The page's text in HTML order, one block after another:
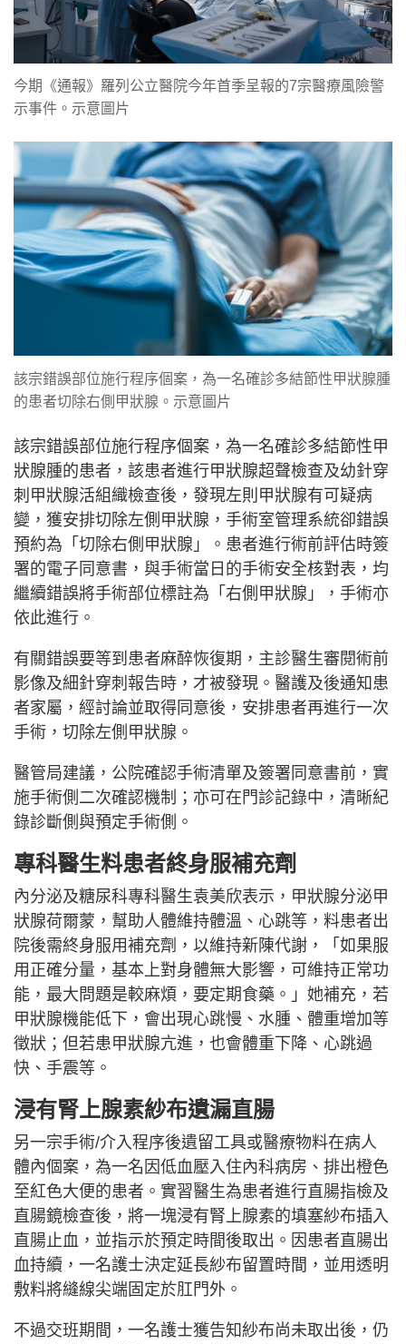
今期《通報》羅列公立醫院今年首季呈報的7宗醫療風險警
示事件。示意圖片
該宗錯誤部位施行程序個案，為一名確診多結節性甲狀腺腫
的患者切除右側甲狀腺。示意圖片
該宗錯誤部位施行程序個案，為一名確診多結節性甲
狀腺腫的患者，該患者進行甲狀腺超聲檢查及幼針穿
刺甲狀腺活組織檢查後，發現左則甲狀腺有可疑病
變，獲安排切除左側甲狀腺，手術室管理系統卻錯誤
預約為「切除右側甲狀腺」。患者進行術前評估時簽
署的電子同意書，與手術當日的手術安全核對表，均
繼續錯誤將手術部位標註為「右側甲狀腺」，手術亦
依此進行。
有關錯誤要等到患者麻醉恢復期，主診醫生審閱術前
影像及細針穿刺報告時，才被發現。醫護及後通知患
者家屬，經討論並取得同意後，安排患者再進行一次
手術，切除左側甲狀腺。
醫管局建議，公院確認手術清單及簽署同意書前，實
施手術側二次確認機制；亦可在門診記錄中，清晰紀
錄診斷側與預定手術側。
專科醫生料患者終身服補充劑
內分泌及糖尿科專科醫生袁美欣表示，甲狀腺分泌甲
狀腺荷爾蒙，幫助人體維持體溫、心跳等，料患者出
院後需終身服用補充劑，以維持新陳代謝，「如果服
用正確分量，基本上對身體無大影響，可維持正常功
能，最大問題是較麻煩，要定期食藥。」她補充，若
甲狀腺機能低下，會出現心跳慢、水腫、體重增加等
徵狀；但若患甲狀腺亢進，也會體重下降、心跳過
快、手震等。
浸有腎上腺素紗布遺漏直腸
另一宗手術/介入程序後遺留工具或醫療物料在病人
體內個案，為一名因低血壓入住內科病房、排出橙色
至紅色大便的患者。實習醫生為患者進行直腸指檢及
直腸鏡檢查後，將一塊浸有腎上腺素的填塞紗布插入
直腸止血，並指示於預定時間後取出。因患者直腸出
血持續，一名護士決定延長紗布留置時間，並用透明
敷料將縫線尖端固定於肛門外。
不過交班期間，一名護士獲告知紗布尚未取出後，仍